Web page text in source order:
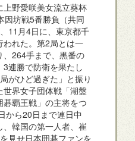
野愛咲美女流立葵杯
因坊戦5番勝負（共同
11月4日に、東京都千
れた。第2局とは一
264手まで、黒番の
連勝で防衛を果たし
がひど過ぎた」と振り
界女子団体戦「湖盤
覇王戦」の主将をつ
から20日まで連日中
韓国の第一人者、崔
見せ日本囲碁ファンを